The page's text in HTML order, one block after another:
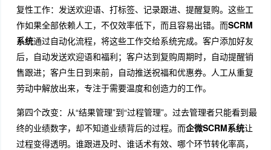
复性工作：发送欢迎语、打标签、记录跟进、提醒复购。这些工
作如果全部依赖人工，不仅效率低下，而且容易出错。而SCRM
系统通过自动化流程，将这些工作交给系统完成。客户添加好友
后，自动发送欢迎语和福利；客户达到复购周期时，自动提醒销
售跟进；客户生日到来前，自动推送祝福和优惠券。人工从重复
劳动中解放出来，专注于需要温度和创造力的工作。
第四个改变：从“结果管理”到“过程管理”。过去管理者只能看到最
终的业绩数字，却不知道业绩背后的过程。而企微SCRM系统让
过程变得透明。谁跟进及时、谁话术有效、哪个环节转化率高，